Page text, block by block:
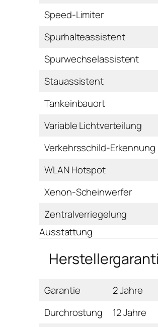
Speed-Limiter
Spurhalteassistent
Spurwechselassistent
Stauassistent
Tankeinbauort
Variable Lichtverteilung
Verkehrsschild-Erkennung
WLAN Hotspot
Xenon-Scheinwerfer
Zentralverriegelung
Ausstattung
Garantie
2 Jahre
Durchrostung
12 Jahre